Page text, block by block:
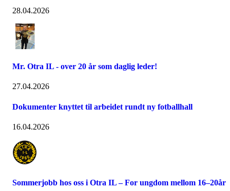
28.04.2026
Mr. Otra IL - over 20 år som daglig leder!
27.04.2026
Dokumenter knyttet til arbeidet rundt ny fotballhall
16.04.2026
Sommerjobb hos oss i Otra IL – For ungdom mellom 16–20år